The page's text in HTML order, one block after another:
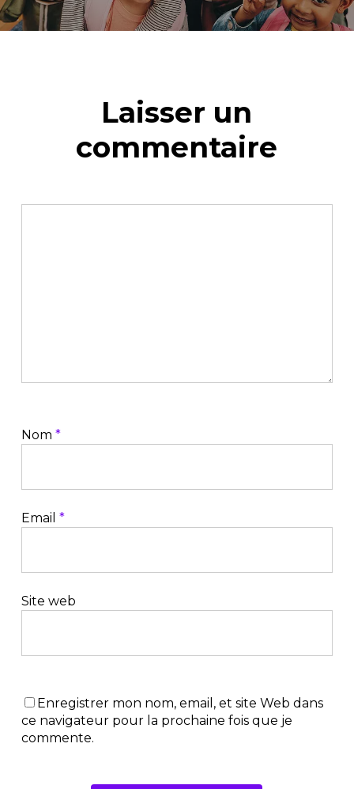
Laisser un
commentaire
Nom *
Email *
Site web
Enregistrer mon nom, email, et site Web dans
ce navigateur pour la prochaine fois que je
commente.